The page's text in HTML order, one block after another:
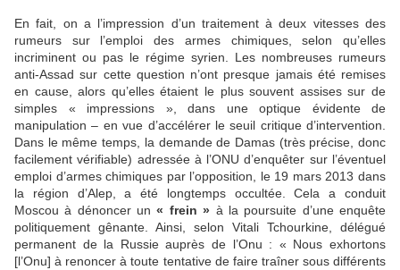
En fait, on a l’impression d’un traitement à deux vitesses des
rumeurs sur l’emploi des armes chimiques, selon qu’elles
incriminent ou pas le régime syrien. Les nombreuses rumeurs
anti-Assad sur cette question n’ont presque jamais été remises
en cause, alors qu’elles étaient le plus souvent assises sur de
simples « impressions », dans une optique évidente de
manipulation – en vue d’accélérer le seuil critique d’intervention.
Dans le même temps, la demande de Damas (très précise, donc
facilement vérifiable) adressée à l’ONU d’enquêter sur l’éventuel
emploi d’armes chimiques par l’opposition, le 19 mars 2013 dans
la région d’Alep, a été longtemps occultée. Cela a conduit
Moscou à dénoncer un« frein » à la poursuite d’une enquête
politiquement gênante. Ainsi, selon Vitali Tchourkine, délégué
permanent de la Russie auprès de l’Onu : « Nous exhortons
[l’Onu] à renoncer à toute tentative de faire traîner sous différents